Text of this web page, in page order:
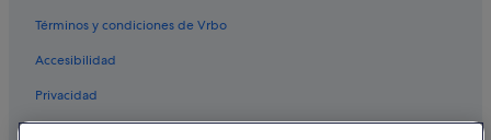
Términos y condiciones de Vrbo
Accesibilidad
Privacidad
Cookies